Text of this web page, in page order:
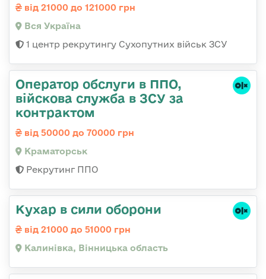
від 21000 до 121000 грн
Вся Україна
1 центр рекрутингу Сухопутних військ ЗСУ
Оператор обслуги в ППО,
війскова служба в ЗСУ за
контрактом
від 50000 до 70000 грн
Краматорськ
Рекрутинг ППО
Кухар в сили оборони
від 21000 до 51000 грн
Калинівка, Вінницька область